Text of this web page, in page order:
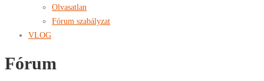
Olvasatlan
Fórum szabályzat
VLOG
Fórum